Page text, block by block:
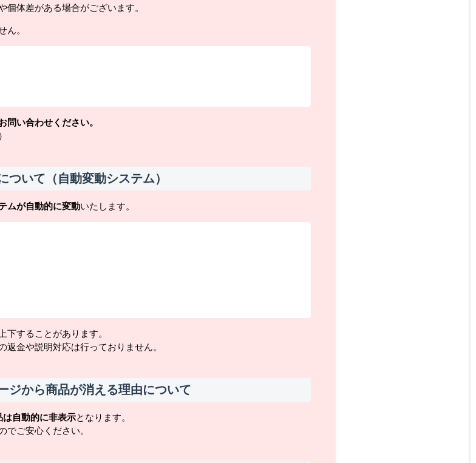
個体差がある場合がございます。
ん。
問い合わせください。
ついて（自動変動システム）
ムが自動的に変動いたします。
下することがあります。
返金や説明対応は行っておりません。
ジから商品が消える理由について
自動的に非表示となります。
でご安心ください。